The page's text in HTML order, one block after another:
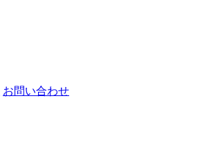
お問い合わせ